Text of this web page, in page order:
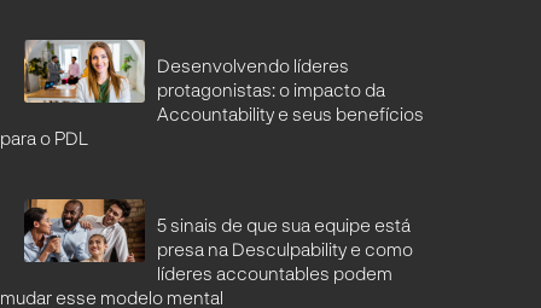
Desenvolvendo líderes
protagonistas: o impacto da
Accountability e seus benefícios
para o PDL
5 sinais de que sua equipe está
presa na Desculpability e como
líderes accountables podem
mudar esse modelo mental